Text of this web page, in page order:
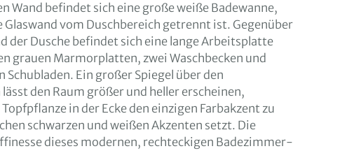
Wand befindet sich eine große weiße Badewanne,
Glaswand vom Duschbereich getrennt ist. Gegenüber
der Dusche befindet sich eine lange Arbeitsplatte
grauen Marmorplatten, zwei Waschbecken und
Schubladen. Ein großer Spiegel über den
lässt den Raum größer und heller erscheinen,
in der Ecke den einzigen Farbakzent zu
schwarzen und weißen Akzenten setzt. Die
dieses modernen, rechteckigen Badezimmer-